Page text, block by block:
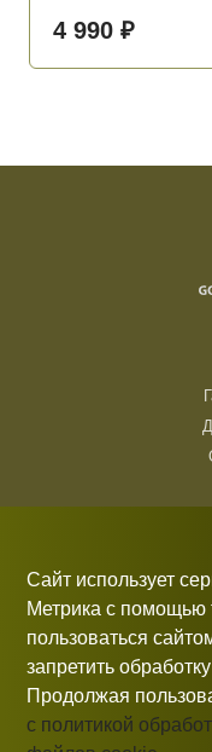
4 990 ₽
Сайт использует
Метрика с помощью
пользоваться
запретить
Продолжая
с политикой